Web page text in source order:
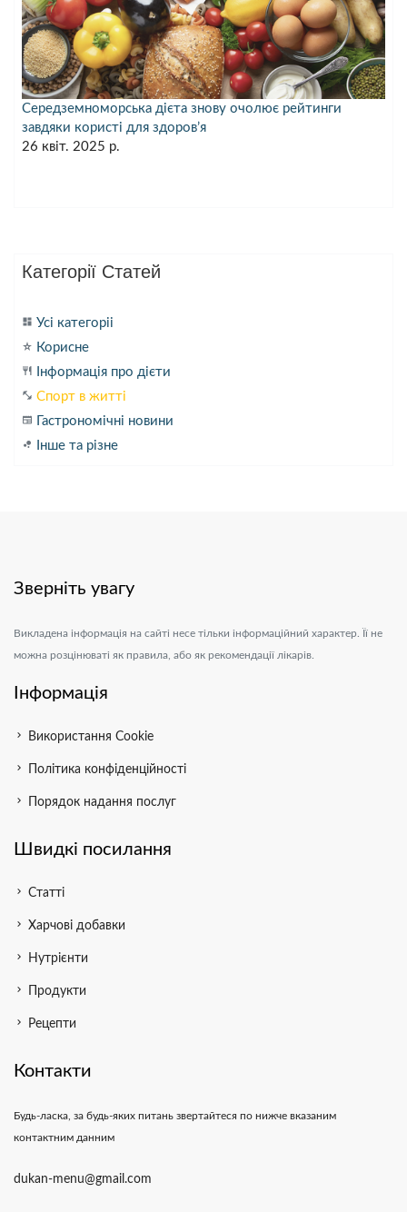
Середземноморська дієта знову очолює рейтинги
завдяки користі для здоров’я
26 квіт. 2025 р.
Категорії Статей
dashboard Усі категоріі
star_purple500 Корисне
restaurant Інформація про дієти
fitness_center Спорт в житті
newspaper Гастрономічні новини
bubble_chart Інше та різне
Зверніть увагу
Викладена інформація на сайті несе тільки інформаційний характер. Її не
можна розцінюваті як правила, або як рекомендації лікарів.
Інформація
chevron_right Використання Cookie
chevron_right Політика конфіденційності
chevron_right Порядок надання послуг
Швидкі посилання
chevron_right Статті
chevron_right Харчові добавки
chevron_right Нутрієнти
chevron_right Продукти
chevron_right Рецепти
Контакти
Будь-ласка, за будь-яких питань звертайтеся по нижче вказаним
контактним данним
dukan-menu@gmail.com